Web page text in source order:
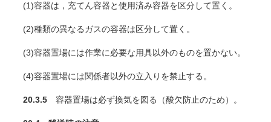
(1)容器は，充てん容器と使用済み容器を区分して置く。
(2)種類の異なるガスの容器は区分して置く。
(3)容器置場には作業に必要な用具以外のものを置かない。
(4)容器置場には関係者以外の立入りを禁止する。
20.3.5 容器置場は必ず換気を図る（酸欠防止のため）。